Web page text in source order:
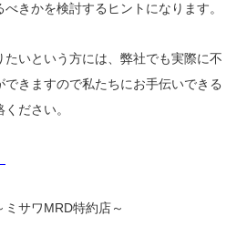
きかを検討するヒントになります。
いという方には、弊社でも実際に不
きますので私たちにお手伝いできる
ださい。
サワMRD特約店～